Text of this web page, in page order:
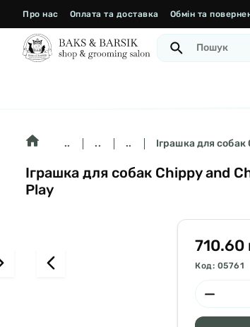
Про нас Оплата та доставка Обмін та
.. .. .. Іграшка для
Іграшка для собак Chippy and
Play
710.60
Код: 05761